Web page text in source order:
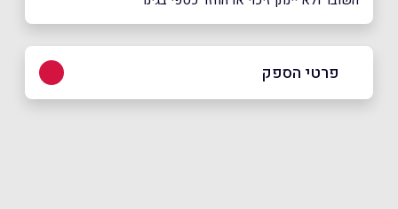
פרטי הספק